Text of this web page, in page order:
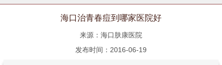
海口治青春痘到哪家医院好
来源：海口肤康医院
发布时间：2016-06-19